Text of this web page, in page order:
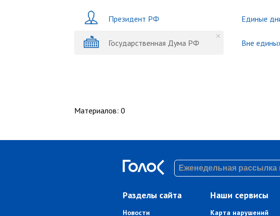
Президент РФ
Государственная Дума РФ
Единые
Вне
Материалов: 0
Разделы сайта
Новости
Наши сервисы
Карта нарушений